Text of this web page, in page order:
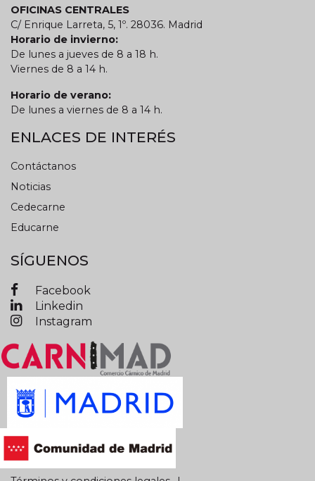
OFICINAS CENTRALES
C/ Enrique Larreta, 5, 1º. 28036. Madrid
Horario de invierno:
De lunes a jueves de 8 a 18 h.
Viernes de 8 a 14 h.
Horario de verano:
De lunes a viernes de 8 a 14 h.
ENLACES DE INTERÉS
Contáctanos
Noticias
Cedecarne
Educarne
SÍGUENOS
Facebook
Linkedin
Instagram